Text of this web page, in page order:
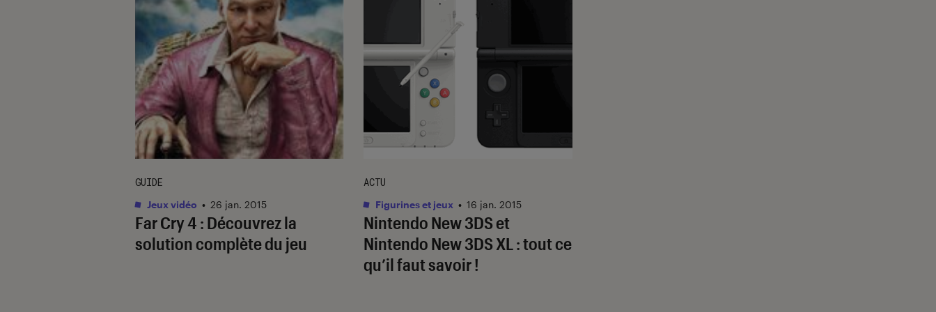
Far Cry 4 : Découvrez la
solution complète du jeu
GUIDE
Jeux vidéo • 26 jan. 2015
Nintendo New 3DS et
Nintendo New 3DS XL : tout ce
qu’il faut savoir !
ACTU
Figurines et jeux • 16 jan. 2015